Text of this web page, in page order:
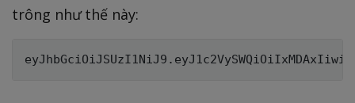
trông như thế này: